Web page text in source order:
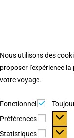
Nous utilisons des
proposer l'expérience
votre voyage.
Fonctionnel
Préférences
Statistiques